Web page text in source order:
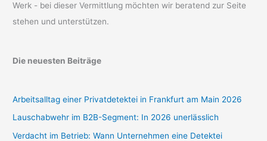
Werk - bei dieser Vermittlung möchten wir beratend zur Seite
stehen und unterstützen.
Die neuesten Beiträge
Arbeitsalltag einer Privatdetektei in Frankfurt am Main 2026
Lauschabwehr im B2B-Segment: In 2026 unerlässlich
Verdacht im Betrieb: Wann Unternehmen eine Detektei